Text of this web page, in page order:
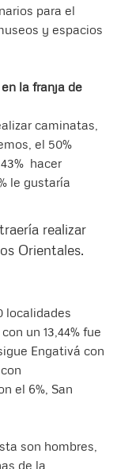
para el
y espacios
la franja de
caminatas,
el 50%
hacer
le gustaría
realizar
Orientales.
localidades
un 13,44% fue
Engativá con
el 6%, San
son hombres,
de la